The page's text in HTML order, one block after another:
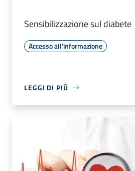
Sensibilizzazione sul diabete
Accesso all'informazione
LEGGI DI PIÙ